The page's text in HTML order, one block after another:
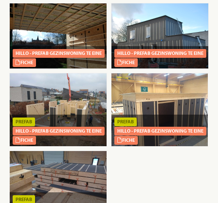
HILLO - PREFAB GEZINSWONING TE EINE
FICHE
HILLO - PREFAB GEZINSWONING TE EINE
FICHE
PREFAB
HILLO - PREFAB GEZINSWONING TE EINE
FICHE
PREFAB
HILLO - PREFAB GEZINSWONING TE EINE
FICHE
PREFAB